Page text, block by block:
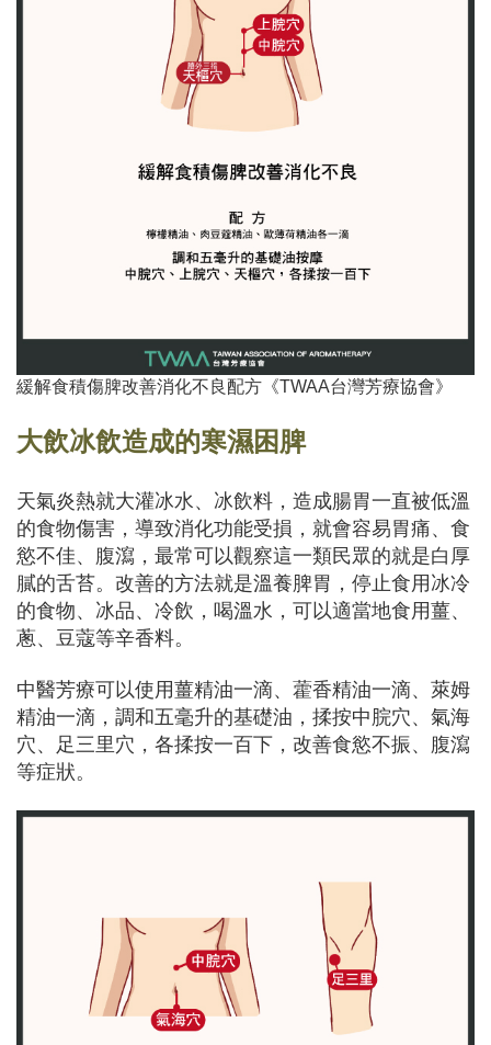
緩解食積傷脾改善消化不良配方 《TWAA台灣芳療協會》
大飲冰飲造成的寒濕困脾
天氣炎熱就大灌冰水、冰飲料，造成腸胃一直被低溫
的食物傷害，導致消化功能受損，就會容易胃痛、食
慾不佳、腹瀉，最常可以觀察這一類民眾的就是白厚
膩的舌苔。改善的方法就是溫養脾胃，停止食用冰冷
的食物、冰品、冷飲，喝溫水，可以適當地食用薑、
蔥、豆蔻等辛香料。
中醫芳療可以使用薑精油一滴、藿香精油一滴、萊姆
精油一滴，調和五毫升的基礎油，揉按中脘穴、氣海
穴、足三里穴，各揉按一百下，改善食慾不振、腹瀉
等症狀。